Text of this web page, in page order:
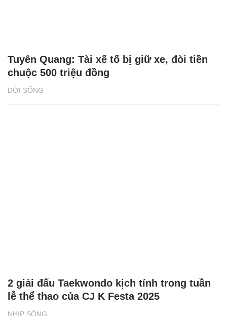
ĐỜI SỐNG
Tuyên Quang: Tài xế tố bị giữ xe, đòi tiền
chuộc 500 triệu đồng
NHỊP SỐNG
2 giải đấu Taekwondo kịch tính trong tuần
lễ thể thao của CJ K Festa 2025